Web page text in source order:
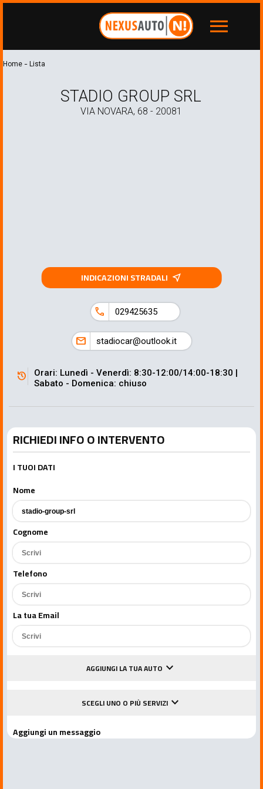
menu
Home - Lista
STADIO GROUP SRL
VIA NOVARA, 68 - 20081
INDICAZIONI STRADALI near_me
call 029425635
mail stadiocar@outlook.it
history
Orari: Lunedì - Venerdì: 8:30-12:00/14:00-18:30 |
Sabato - Domenica: chiuso
RICHIEDI INFO O INTERVENTO
I TUOI DATI
Nome
Cognome
Telefono
La tua Email
AGGIUNGI LA TUA AUTO keyboard_arrow_down
SCEGLI UNO O PIÙ SERVIZIkeyboard_arrow_down
Aggiungi un messaggio